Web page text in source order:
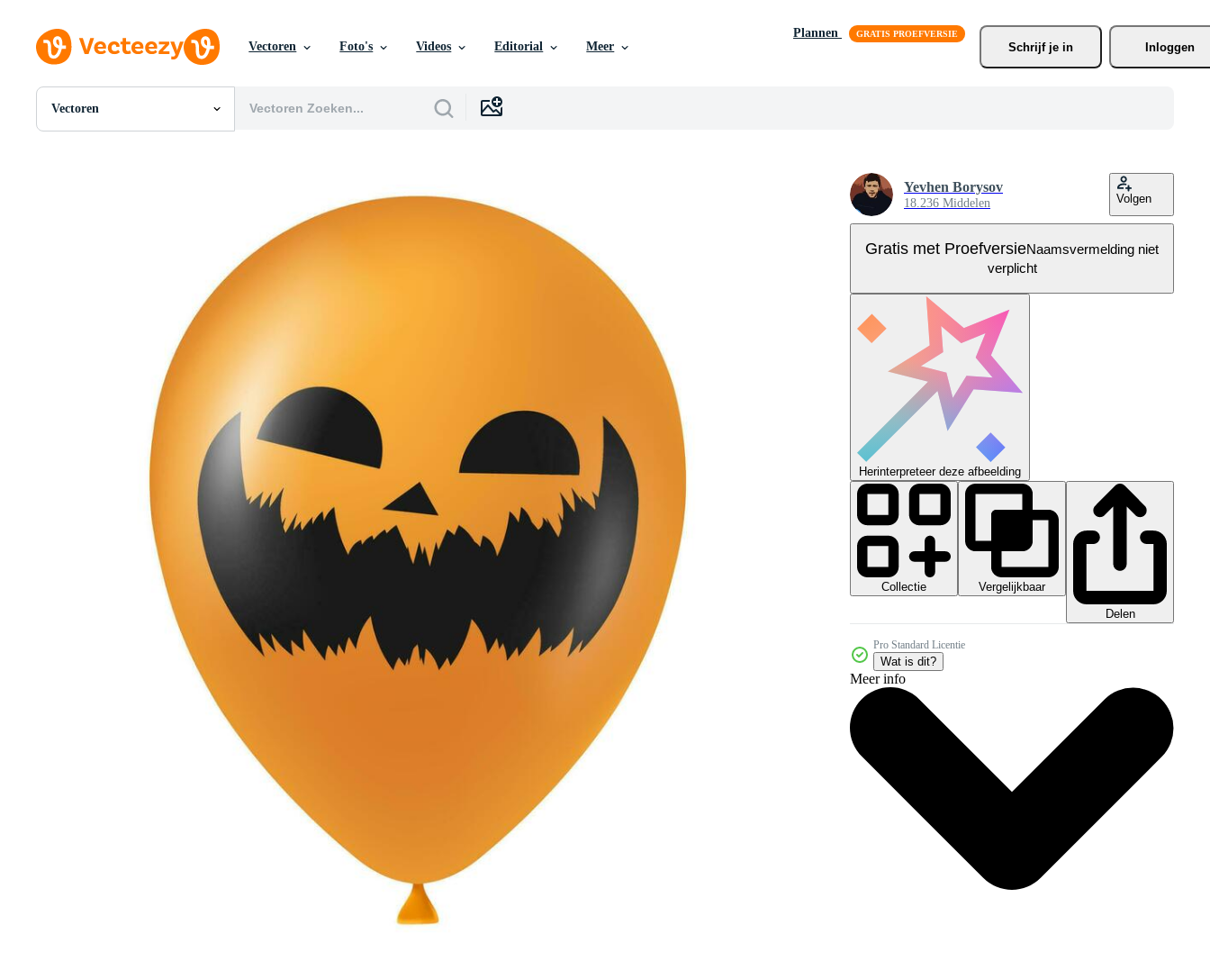
Vectoren Foto's Videos Editorial Meer
Plannen
Schrijf je in Inloggen
Vectoren
Alle Afbeeldingen
Redactionele Afbeeldingen
Redactionele Evenementen
Yevhen Borysov
18.236 Middelen Volgen
Gratis met ProefversieNaamsvermelding niet
verplicht
Herinterpreteer deze afbeelding
Collectie
Vergelijkbaar
Delen
Pro Standard Licentie
Wat is dit?
Meer info